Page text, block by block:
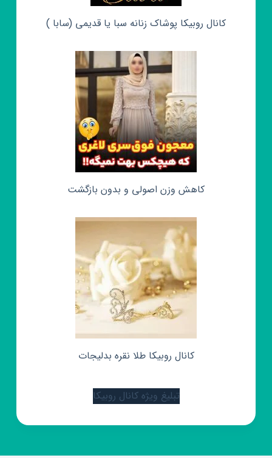
کانال روبیکا پوشاک زنانه سبا یا قدیمی (سابا )
کاهش وزن اصولی و بدون بازگشت
کانال روبیکا طلا نقره بدلیجات
تبلیغ ویژه کانال روبیکا